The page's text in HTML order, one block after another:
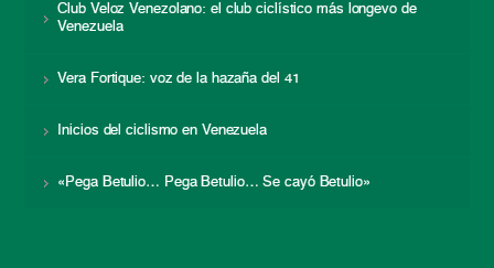
Club Veloz Venezolano: el club ciclístico más longevo de
Venezuela
Vera Fortique: voz de la hazaña del 41
Inicios del ciclismo en Venezuela
«Pega Betulio… Pega Betulio… Se cayó Betulio»